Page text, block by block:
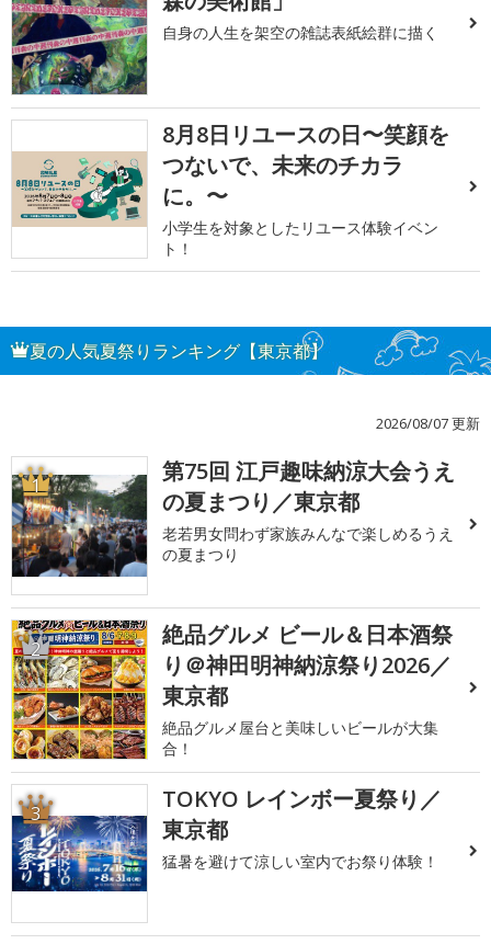
自身の人生を架空の雑誌表紙絵群に描く
8月8日リユースの日〜笑顔を
つないで、未来のチカラ
に。〜
小学生を対象としたリユース体験イベン
ト！
夏の人気夏祭りランキング【東京都】
2026/08/07 更新
1
第75回 江戸趣味納涼大会うえ
の夏まつり／東京都
老若男女問わず家族みんなで楽しめるうえ
の夏まつり
2
絶品グルメ ビール＆日本酒祭
り＠神田明神納涼祭り2026／
東京都
絶品グルメ屋台と美味しいビールが大集
合！
3
TOKYO レインボー夏祭り／
東京都
猛暑を避けて涼しい室内でお祭り体験！